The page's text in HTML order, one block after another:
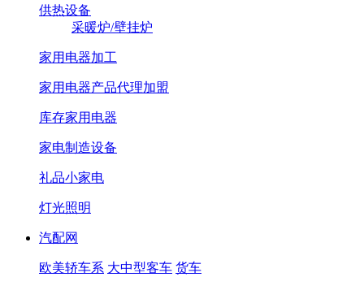
供热设备
采暖炉/壁挂炉
家用电器加工
家用电器产品代理加盟
库存家用电器
家电制造设备
礼品小家电
灯光照明
汽配网
欧美轿车系 大中型客车 货车